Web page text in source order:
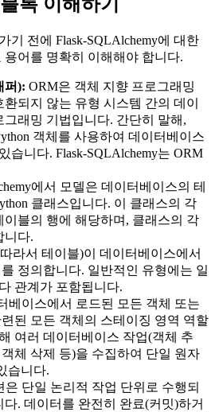
기 전에 Flask-SQLAlchemy에 대한
어를 명확히 이해해야 합니다.
퍼): ORM은 객체 지향 프로그래밍
되지 않는 유형 시스템 간의 데이
그래밍 기법입니다. 간단히 말해,
객체를 사용하여 데이터베이스
습니다. Flask-SQLAlchemy는 ORM
에서 모델은 데이터베이스의 테
클래스입니다. 이 클래스의 각
이블의 행에 해당하며, 클래스의 각
니다.
라서 테이블)이 데이터베이스에서
정의합니다. 일반적인 유형에는 일
관계가 포함됩니다.
베이스에서 로드된 모든 객체 또는
된 모든 객체의 스테이징 영역 역할
여러 데이터베이스 작업(객체 추
체 삭제 등)을 수집하여 단일 원자
습니다.
은 단일 논리적 작업 단위로 수행되
. 데이터를 완전히 완료(커밋)하거